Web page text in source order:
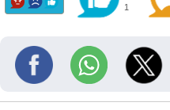
1